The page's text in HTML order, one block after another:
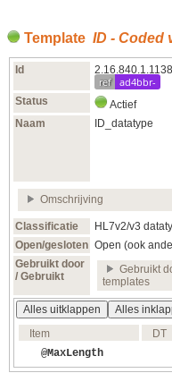
Template ID - Coded
Id
ref ad4bbr-
Status Actief
Naam
ID_datatype
Omschrijving
Classificatie
HL7v2/v3
Open/gesloten Open (ook
Gebruikt door
/ Gebruikt
Gebruikt
templates
Alles uitklappen
Alles
Item
DT
@MaxLength